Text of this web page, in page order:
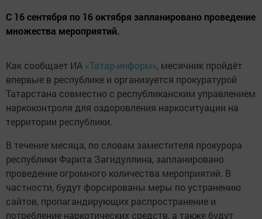
С 16 сентября по 16 октября запланировано проведение
множества мероприятий.
Как сообщает ИА «Татар-информ», месячник пройдёт
впервые в республике и организуется прокуратурой
Татарстана совместно с республиканским управлением
наркоконтроля для оздоровления наркоситуации на
территории республики.
В течение месяца, по словам заместителя прокурора
республики Фарита Загидуллина, запланировано
проведение огромного количества мероприятий. В
частности, будут форсированы меры по устранению
сайтов, пропагандирующих распространение и
потребление наркотических средств, а также будут